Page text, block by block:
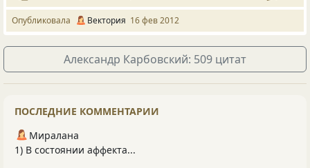
Опубликовала Вектория 16 фев 2012
Александр Карбовский: 509 цитат
ПОСЛЕДНИЕ КОММЕНТАРИИ
Миралана
1) В состоянии аффекта...